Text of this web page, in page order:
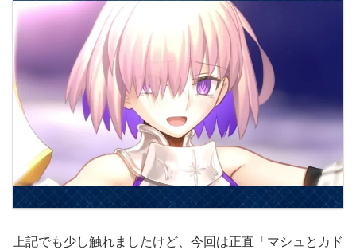
上記でも少し触れましたけど、今回は正直「マシュとカド